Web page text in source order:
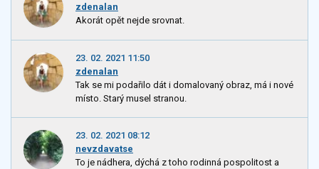
zdenalan
Akorát opět nejde srovnat.
23. 02. 2021 11:50
zdenalan
Tak se mi podařilo dát i domalovaný obraz, má i nové
místo. Starý musel stranou.
23. 02. 2021 08:12
nevzdavatse
To je nádhera, dýchá z toho rodinná pospolitost a